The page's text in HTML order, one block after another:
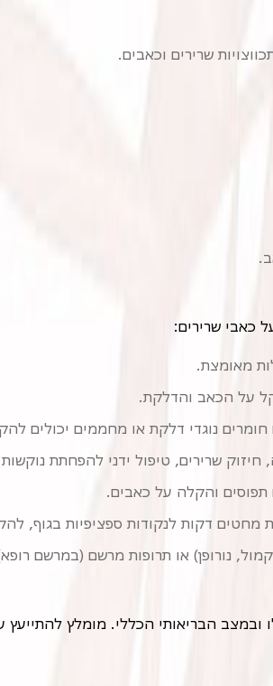
שרירים וכאבים.
כאבי שרירים:
מאומצת.
על הכאב והדלקת.
חומרים נוגדי דלקת או מחממים יכולים
חיזוק שרירים, טיפול ידני להפחתת
תפוסים והקלה על כאבים.
מחטים דקות לנקודות ספציפיות בגוף,
נורופן) או תרופות מרשם (במרשם
הבריאותי הכללי. מומלץ